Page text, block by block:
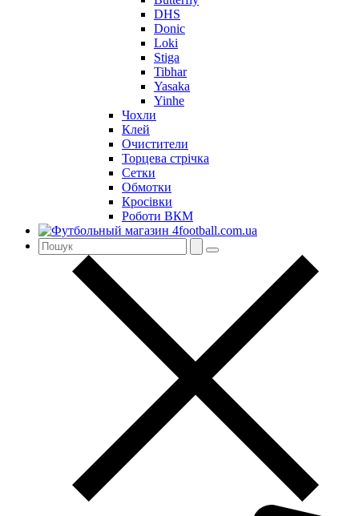
DHS
Donic
Loki
Stiga
Tibhar
Yasaka
Yinhe
Чохли
Клей
Очистители
Торцева стрічка
Сетки
Обмотки
Кросівки
Роботи ВКМ